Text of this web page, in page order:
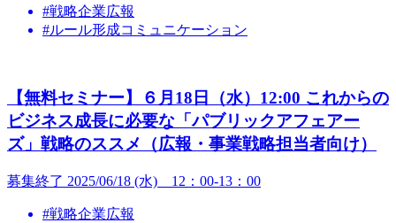
#戦略企業広報
#ルール形成コミュニケーション
【無料セミナー】６月18日（水）12:00 これからの
ビジネス成長に必要な「パブリックアフェアー
ズ」戦略のススメ（広報・事業戦略担当者向け）
募集終了 2025/06/18 (水) 12：00-13：00
#戦略企業広報